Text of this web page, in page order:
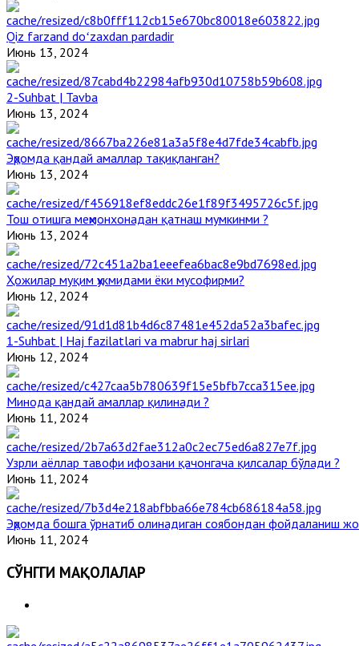
Qiz farzand doʻzaxdan pardadir
Июнь 13, 2024
2-Suhbat | Tavba
Июнь 13, 2024
Эҳромда қандай амаллар тақиқланган?
Июнь 13, 2024
Тош отишга меҳмонхонадан қатнаш мумкинми ?
Июнь 13, 2024
Ҳожилар муқим ҳукмидами ёки мусофирми?
Июнь 12, 2024
1-Suhbat | Haj fazilatlari va mabrur haj sirlari
Июнь 12, 2024
Минода қандай амаллар қилинади ?
Июнь 11, 2024
Узрли аёллар тавофи ифозани қачонгача қилсалар бўлади ?
Июнь 11, 2024
Эҳромда бошга ўрнатиб олинадиган соябондан фойдаланиш
Июнь 11, 2024
СЎНГГИ МАҚОЛАЛАР